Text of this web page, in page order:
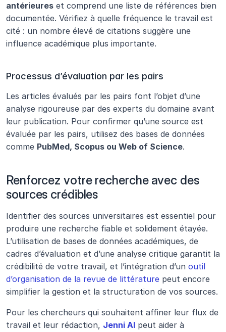
antérieures et comprend une liste de références bien
documentée. Vérifiez à quelle fréquence le travail est
cité : un nombre élevé de citations suggère une
influence académique plus importante.
Processus d’évaluation par les pairs
Les articles évalués par les pairs font l’objet d’une
analyse rigoureuse par des experts du domaine avant
leur publication. Pour confirmer qu’une source est
évaluée par les pairs, utilisez des bases de données
comme PubMed, Scopus ou Web of Science.
Renforcez votre recherche avec des
sources crédibles
Identifier des sources universitaires est essentiel pour
produire une recherche fiable et solidement étayée.
L’utilisation de bases de données académiques, de
cadres d’évaluation et d’une analyse critique garantit la
crédibilité de votre travail, et l’intégration d’un outil
d’organisation de la revue de littérature peut encore
simplifier la gestion et la structuration de vos sources.
Pour les chercheurs qui souhaitent affiner leur flux de
travail et leur rédaction, Jenni AI peut aider à